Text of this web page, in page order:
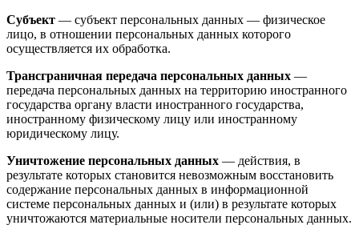
Субъект — субъект персональных данных — физическое
лицо, в отношении персональных данных которого
осуществляется их обработка.
Трансграничная передача персональных данных —
передача персональных данных на территорию иностранного
государства органу власти иностранного государства,
иностранному физическому лицу или иностранному
юридическому лицу.
Уничтожение персональных данных — действия, в
результате которых становится невозможным восстановить
содержание персональных данных в информационной
системе персональных данных и (или) в результате которых
уничтожаются материальные носители персональных данных.